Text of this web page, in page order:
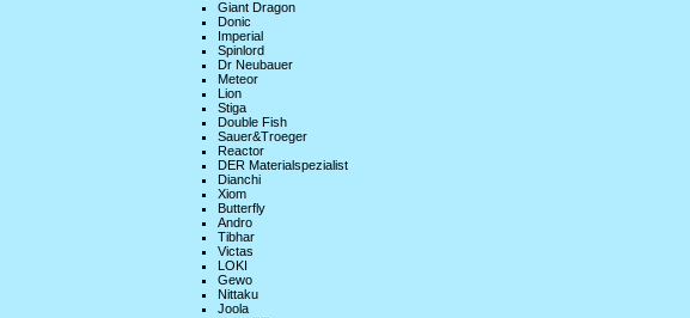
Giant Dragon
Donic
Imperial
Spinlord
Dr Neubauer
Meteor
Lion
Stiga
Double Fish
Sauer&Troeger
Reactor
DER Materialspezialist
Dianchi
Xiom
Butterfly
Andro
Tibhar
Victas
LOKI
Gewo
Nittaku
Joola